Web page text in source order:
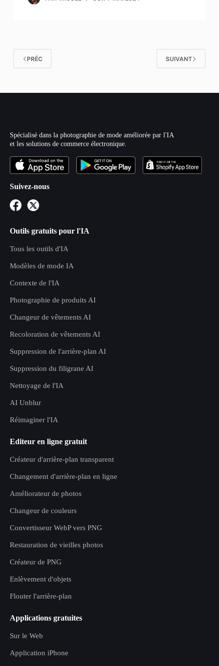
PRÉC SUIVANT
Spécialisé dans la photographie de mode améliorée par l'IA
et les solutions de commerce électronique.
Suivez-nous
Outils gratuits pour l'IA
Tous les outils d'IA
Modèles de mode IA
Contexte de l'IA
Photographie de produits AI
Changeur de vêtements AI
Recoloration de vêtements AI
Suppression de l'arrière-plan AI
Suppression du filigrane AI
Nettoyage de l'IA
AI Unblur
Réimaginer l'IA
Editeur en ligne gratuit
Créateur d'arrière-plan transparent
Changement d'arrière-plan en ligne
Améliorateur de photos
Changeur de couleurs
Convertisseur WebP vers PNG
Restauration de vieilles photos
Créateur de PNG
Enlèvement d'objets
Flouter l'arrière-plan
Applications gratuites
Sur le Web
Application iPhone